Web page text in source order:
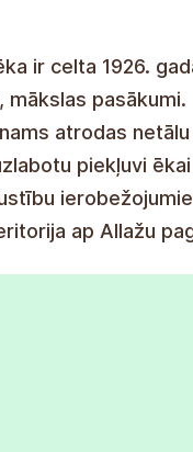
ir celta 1926.
mākslas pasākumi.
atrodas
piekļuvi
ap Allažu